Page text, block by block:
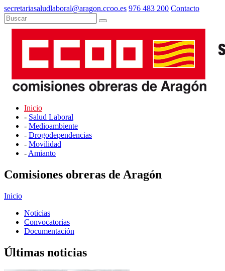
secretariasaludlaboral@aragon.ccoo.es 976 483 200 Contacto
Inicio
- Salud Laboral
- Medioambiente
- Drogodependencias
- Movilidad
- Amianto
Comisiones obreras de Aragón
Inicio
Noticias
Convocatorias
Documentación
Últimas noticias